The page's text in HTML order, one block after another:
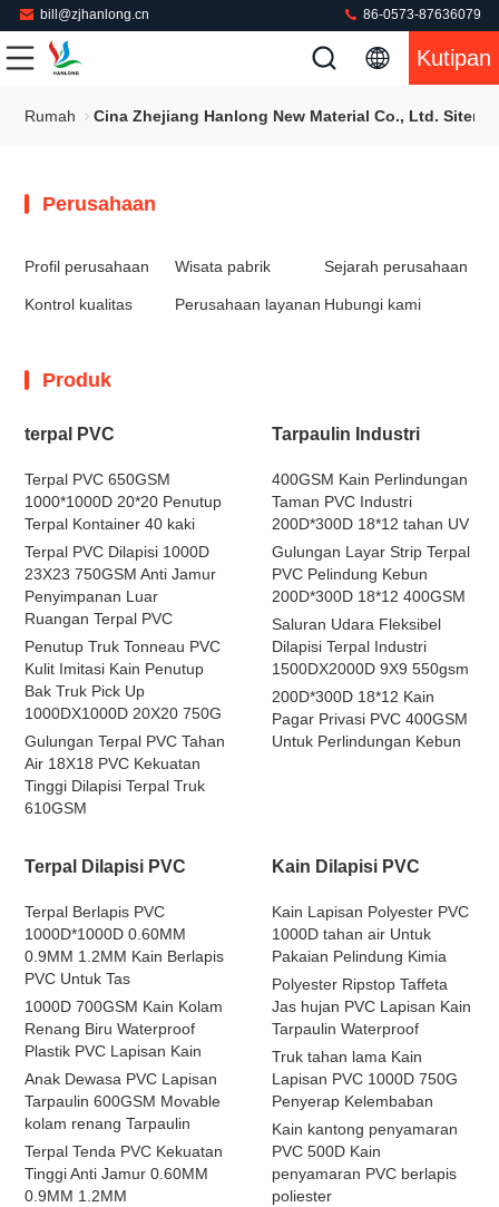
bill@zjhanlong.cn 86-0573-87636079
Kutipan
Rumah Cina Zhejiang Hanlong New Material Co., Ltd.
Perusahaan
Profil perusahaan Wisata pabrik Sejarah perusahaan
Kontrol kualitas Perusahaan layanan Hubungi kami
Produk
terpal PVC
Terpal PVC 650GSM
1000*1000D 20*20 Penutup
Terpal Kontainer 40 kaki
Terpal PVC Dilapisi 1000D
23X23 750GSM Anti Jamur
Penyimpanan Luar
Ruangan Terpal PVC
Penutup Truk Tonneau PVC
Kulit Imitasi Kain Penutup
Bak Truk Pick Up
1000DX1000D 20X20 750G
Gulungan Terpal PVC Tahan
Air 18X18 PVC Kekuatan
Tinggi Dilapisi Terpal Truk
610GSM
Tarpaulin Industri
400GSM Kain Perlindungan
Taman PVC Industri
200D*300D 18*12 tahan UV
Gulungan Layar Strip Terpal
PVC Pelindung Kebun
200D*300D 18*12 400GSM
Saluran Udara Fleksibel
Dilapisi Terpal Industri
1500DX2000D 9X9 550gsm
200D*300D 18*12 Kain
Pagar Privasi PVC 400GSM
Untuk Perlindungan Kebun
Terpal Dilapisi PVC
Terpal Berlapis PVC
1000D*1000D 0.60MM
0.9MM 1.2MM Kain Berlapis
PVC Untuk Tas
1000D 700GSM Kain Kolam
Renang Biru Waterproof
Plastik PVC Lapisan Kain
Anak Dewasa PVC Lapisan
Tarpaulin 600GSM Movable
kolam renang Tarpaulin
Terpal Tenda PVC Kekuatan
Tinggi Anti Jamur 0.60MM
0.9MM 1.2MM
Kain Dilapisi PVC
Kain Lapisan Polyester PVC
1000D tahan air Untuk
Pakaian Pelindung Kimia
Polyester Ripstop Taffeta
Jas hujan PVC Lapisan Kain
Tarpaulin Waterproof
Truk tahan lama Kain
Lapisan PVC 1000D 750G
Penyerap Kelembaban
Kain kantong penyamaran
PVC 500D Kain
penyamaran PVC berlapis
poliester